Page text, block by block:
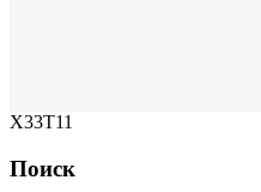
X33T11
Поиск